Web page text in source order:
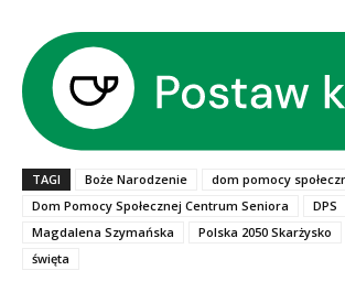
TAGI Boże Narodzenie
dom pomocy
Dom Pomocy Społecznej Centrum Seniora
DPS
Magdalena Szymańska
Polska 2050 Skarżysko
święta